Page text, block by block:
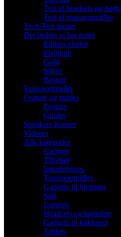
Test af headsets og
Test af transportmidler
Tech-Test mener
Det bedste vi har testet
Editors choice
Platinum
Gold
Silver
Bronze
Transportmidler
Feature og guides
Feature
Guides
Speakers Korner
Videoer
Alle kategorier
Gadgets
Tilbehør
Smartphones
Transportmidler
Gadgets til hjemmet
Spil
Laptops
Headsets og højttalere
Gadgets til køkkenet
Tablets